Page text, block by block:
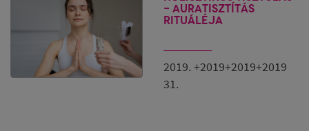
- Auratisztítás
rituáléja
2019. +2019+2019+2019
31.